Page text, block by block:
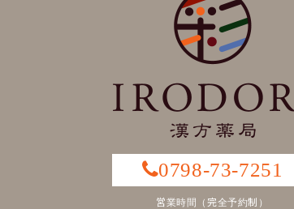
0798-73-7251
営業時間（完全予約制）